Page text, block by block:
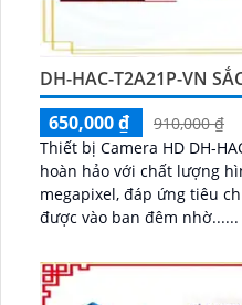
DH-HAC-T2A21P-VN
650,000 ₫
910,000 ₫
Thiết bị Camera HD DH-
hoàn hảo với chất lượng
megapixel, đáp ứng tiêu chuẩn cao. Với
được vào ban đêm nhờ......